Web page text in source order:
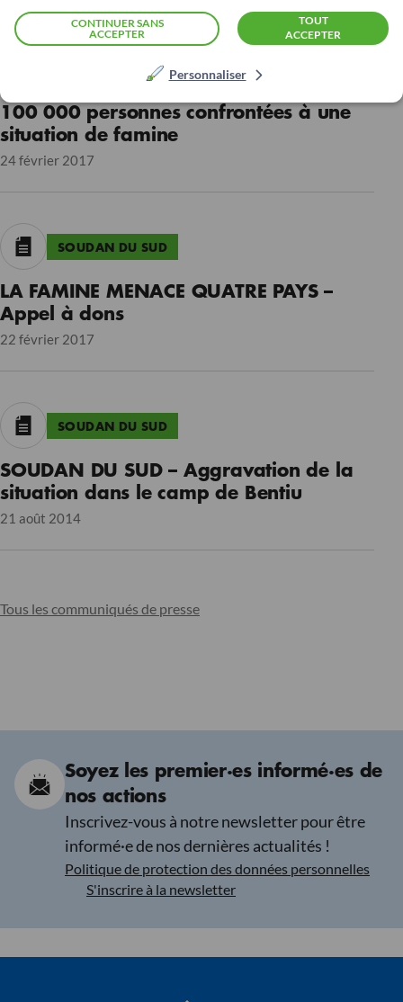
TOUT
ACCEPTER
CONTINUER SANS
ACCEPTER
Personnaliser
Tous les communiqués de presse
SOUDAN DU SUD
100 000 personnes confrontées à une
situation de famine
24 février 2017
SOUDAN DU SUD
LA FAMINE MENACE QUATRE PAYS –
Appel à dons
22 février 2017
SOUDAN DU SUD
SOUDAN DU SUD – Aggravation de la
situation dans le camp de Bentiu
21 août 2014
Soyez les premier·es informé·es de
nos actions
Inscrivez-vous à notre newsletter pour être
informé·e de nos dernières actualités !
Politique de protection des données personnelles
S'inscrire à la newsletter